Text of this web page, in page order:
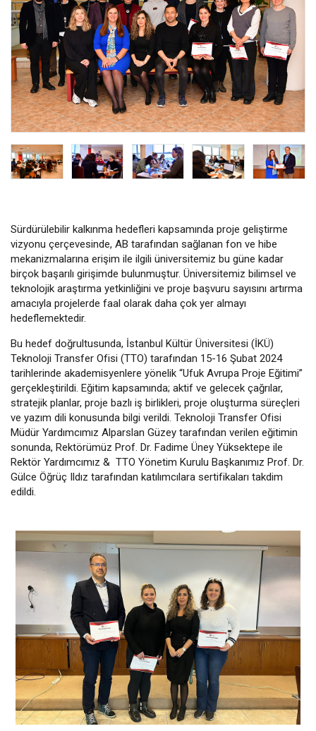
Sürdürülebilir kalkınma hedefleri kapsamında proje geliştirme
vizyonu çerçevesinde, AB tarafından sağlanan fon ve hibe
mekanizmalarına erişim ile ilgili üniversitemiz bu güne kadar
birçok başarılı girişimde bulunmuştur. Üniversitemiz bilimsel ve
teknolojik araştırma yetkinliğini ve proje başvuru sayısını artırma
amacıyla projelerde faal olarak daha çok yer almayı
hedeflemektedir.
Bu hedef doğrultusunda, İstanbul Kültür Üniversitesi (İKÜ)
Teknoloji Transfer Ofisi (TTO) tarafından 15-16 Şubat 2024
tarihlerinde akademisyenlere yönelik “Ufuk Avrupa Proje Eğitimi”
gerçekleştirildi. Eğitim kapsamında; aktif ve gelecek çağrılar,
stratejik planlar, proje bazlı iş birlikleri, proje oluşturma süreçleri
ve yazım dili konusunda bilgi verildi. Teknoloji Transfer Ofisi
Müdür Yardımcımız Alparslan Güzey tarafından verilen eğitimin
sonunda, Rektörümüz Prof. Dr. Fadime Üney Yüksektepe ile
Rektör Yardımcımız & TTO Yönetim Kurulu Başkanımız Prof. Dr.
Gülce Öğrüç Ildız tarafından katılımcılara sertifikaları takdim
edildi.